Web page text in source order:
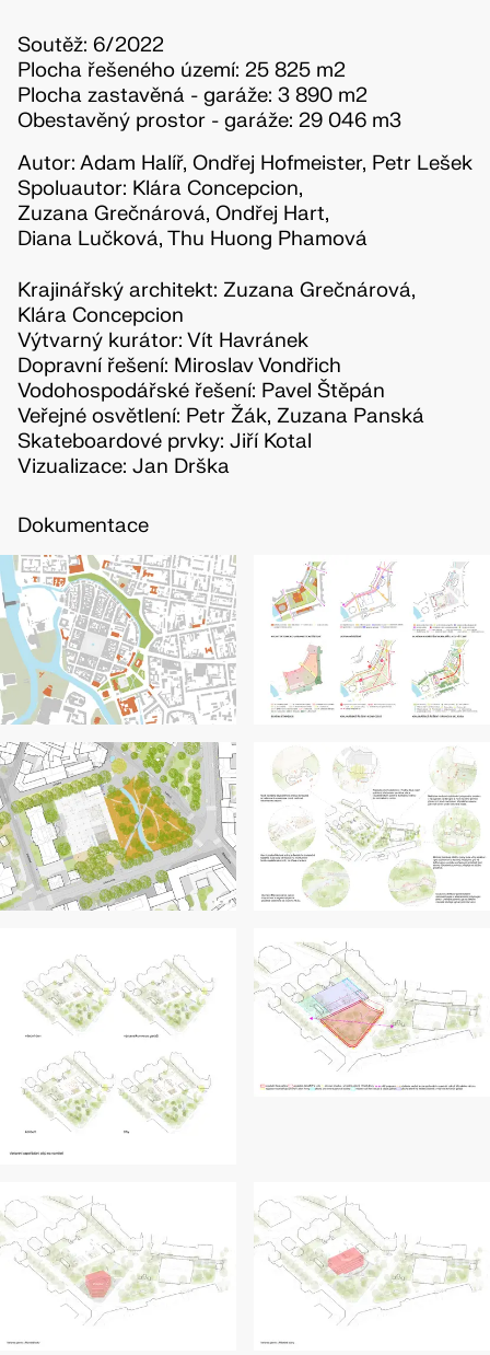
Soutěž: 6/2022
Plocha řešeného území: 25 825 m2
Plocha zastavěná - garáže: 3 890 m2
Obestavěný prostor - garáže: 29 046 m3
Autor: Adam Halíř, Ondřej Hofmeister, Petr Lešek
Spoluautor: Klára Concepcion,
Zuzana Grečnárová, Ondřej Hart,
Diana Lučková, Thu Huong Phamová
Krajinářský architekt: Zuzana Grečnárová,
Klára Concepcion
Výtvarný kurátor: Vít Havránek
Dopravní řešení: Miroslav Vondřich
Vodohospodářské řešení: Pavel Štěpán
Veřejné osvětlení: Petr Žák, Zuzana Panská
Skateboardové prvky: Jiří Kotal
Vizualizace: Jan Drška
Dokumentace